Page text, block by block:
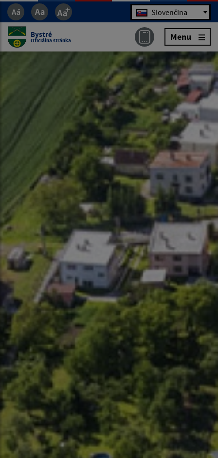
Jazyk Slovenčina
Bystré
Oficiálna stránka Menu